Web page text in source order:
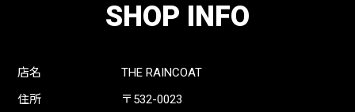
SHOP INFO
店名
THE RAINCOAT
住所
〒532-0023